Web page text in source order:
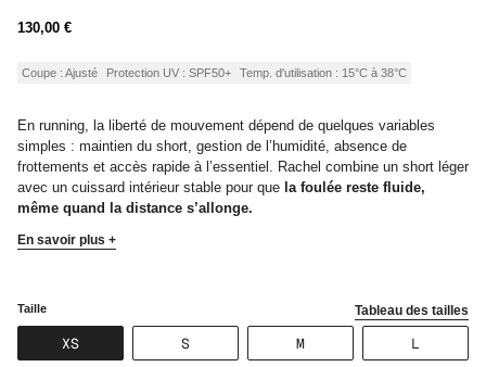
Prix
130,00 €
Coupe : Ajusté Protection UV : SPF50+ Temp. d'utilisation : 15°C à 38°C
En running, la liberté de mouvement dépend de quelques variables
simples : maintien du short, gestion de l’humidité, absence de
frottements et accès rapide à l’essentiel. Rachel combine un short léger
avec un cuissard intérieur stable pour que la foulée reste fluide,
même quand la distance s’allonge.
En savoir plus +
Taille Tableau des tailles
XSVARIANTE
ÉPUISÉE
SVARIANTE
ÉPUISÉE
MVARIANTE
ÉPUISÉE
L
ÉPUISÉE